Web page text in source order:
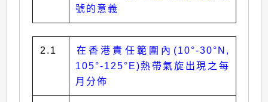
號的意義
2.1
在香港責任範圍內(10°-30°N,
105°-125°E)熱帶氣旋出現之每
月分佈